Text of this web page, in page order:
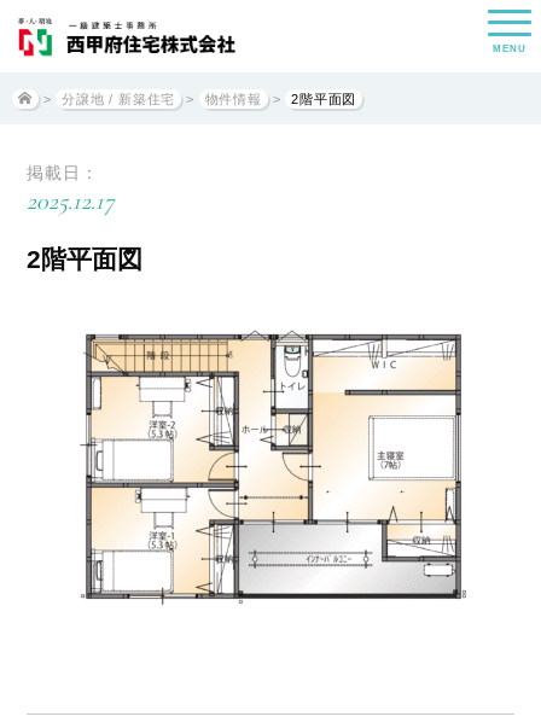
MENU
> 分譲地 / 新築住宅 > 物件情報 > 2階平面図
掲載日：
2025.12.17
2階平面図